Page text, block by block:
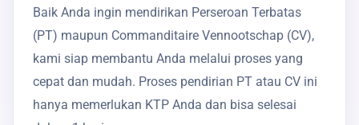
Baik Anda ingin mendirikan Perseroan Terbatas
(PT) maupun Commanditaire Vennootschap (CV),
kami siap membantu Anda melalui proses yang
cepat dan mudah. Proses pendirian PT atau CV ini
hanya memerlukan KTP Anda dan bisa selesai